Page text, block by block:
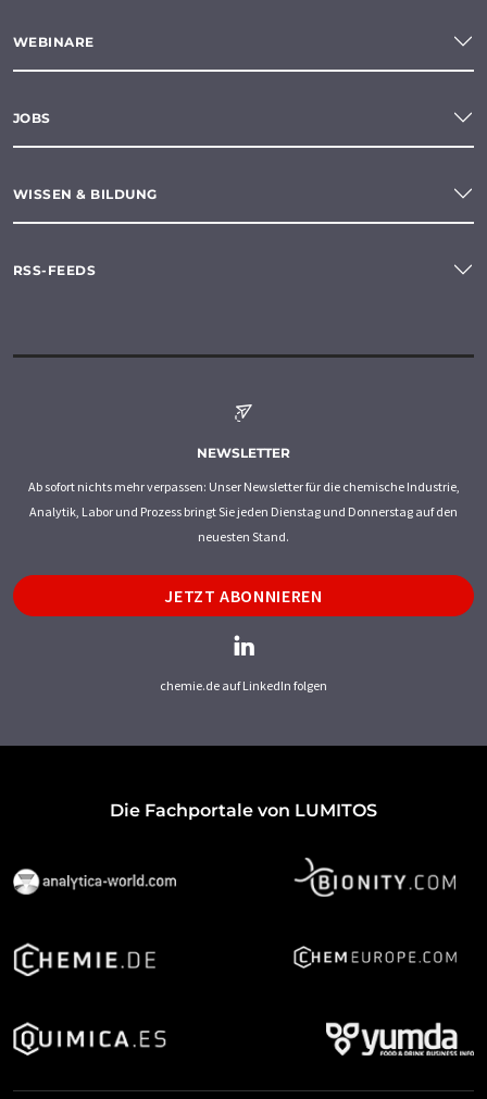
WEBINARE
JOBS
WISSEN & BILDUNG
RSS-FEEDS
NEWSLETTER
Ab sofort nichts mehr verpassen: Unser Newsletter für die chemische Industrie,
Analytik, Labor und Prozess bringt Sie jeden Dienstag und Donnerstag auf den
neuesten Stand.
JETZT ABONNIEREN
chemie.de auf LinkedIn folgen
Die Fachportale von LUMITOS